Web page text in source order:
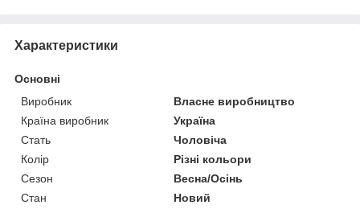
Характеристики
Основні
Виробник
Власне виробництво
Країна виробник
Україна
Стать
Чоловіча
Колір
Різні кольори
Сезон
Весна/Осінь
Стан
Новий